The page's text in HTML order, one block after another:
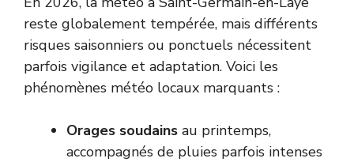
reste globalement tempérée, mais différents
risques saisonniers ou ponctuels nécessitent
parfois vigilance et adaptation. Voici les
phénomènes météo locaux marquants :
Orages soudains au printemps,
accompagnés de pluies parfois intenses